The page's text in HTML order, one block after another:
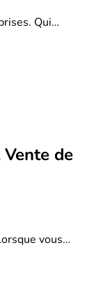
Qui…
de
vous…